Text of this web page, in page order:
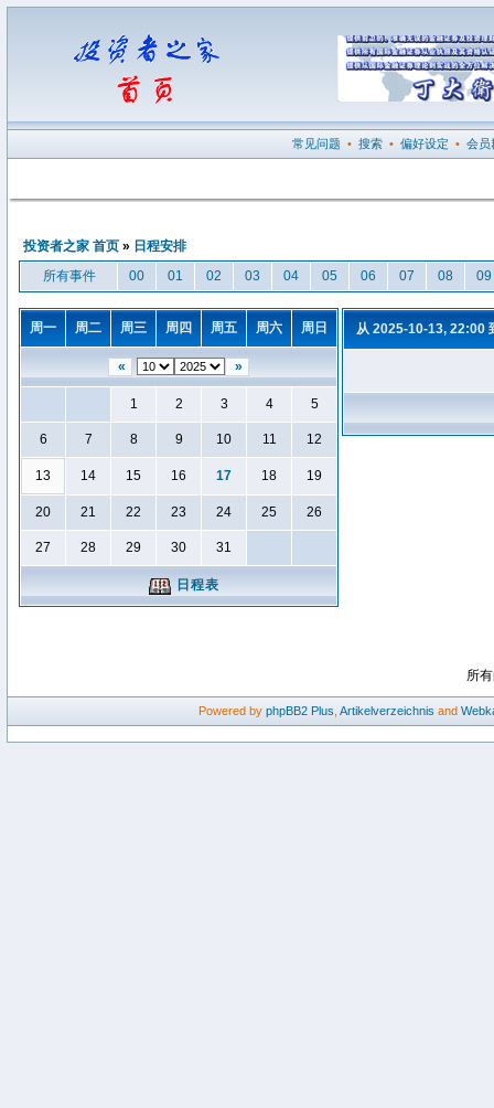
常见问题 • 搜索 • 偏好设定 • 会员
投资者之家 首页 » 日程安排
所有事件
00 01 02 03 04 05 06 07 08 09
周一 周二 周三 周四 周五 周六 周日
« »
1 2 3 4 5
6 7 8 9 10 11 12
13 14 15 16 17 18 19
20 21 22 23 24 25 26
27 28 29 30 31
日程表
从 2025-10-13, 22:00
所
Powered by phpBB2 Plus Artikelverzeichnis and